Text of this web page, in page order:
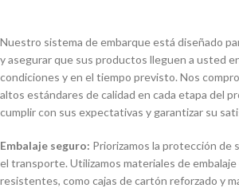
Nuestro sistema de embarque está diseñado
y asegurar que sus productos lleguen a usted
condiciones y en el tiempo previsto. Nos
altos estándares de calidad en cada etapa del
cumplir con sus expectativas y garantizar su
Embalaje seguro: Priorizamos la protección
el transporte. Utilizamos materiales de embalaje
resistentes, como cajas de cartón reforzado y